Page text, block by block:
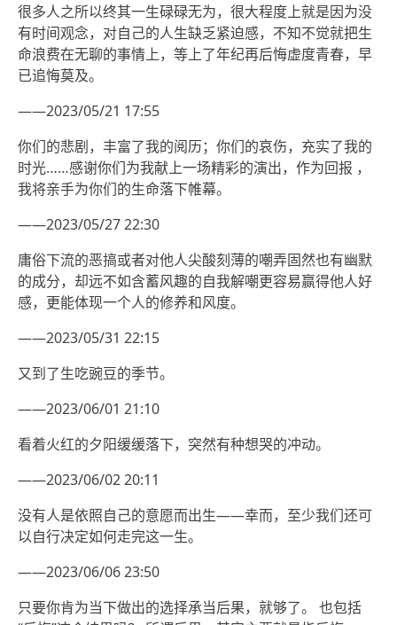
很多人之所以终其一生碌碌无为，很大程度上就是因为没
有时间观念，对自己的人生缺乏紧迫感，不知不觉就把生
命浪费在无聊的事情上，等上了年纪再后悔虚度青春，早
已追悔莫及。
——2023/05/21 17:55
你们的悲剧，丰富了我的阅历；你们的哀伤，充实了我的
时光……感谢你们为我献上一场精彩的演出，作为回报 ，
我将亲手为你们的生命落下帷幕。
——2023/05/27 22:30
庸俗下流的恶搞或者对他人尖酸刻薄的嘲弄固然也有幽默
的成分，却远不如含蓄风趣的自我解嘲更容易赢得他人好
感，更能体现一个人的修养和风度。
——2023/05/31 22:15
又到了生吃豌豆的季节。
——2023/06/01 21:10
看着火红的夕阳缓缓落下，突然有种想哭的冲动。
——2023/06/02 20:11
没有人是依照自己的意愿而出生——幸而，至少我们还可
以自行决定如何走完这一生。
——2023/06/06 23:50
只要你肯为当下做出的选择承当后果，就够了。 也包括